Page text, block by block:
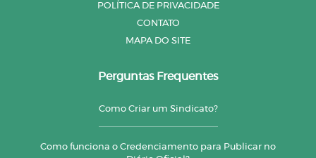
POLÍTICA DE PRIVACIDADE
CONTATO
MAPA DO SITE
Perguntas Frequentes
Como Criar um Sindicato?
Como funciona o Credenciamento para Publicar no